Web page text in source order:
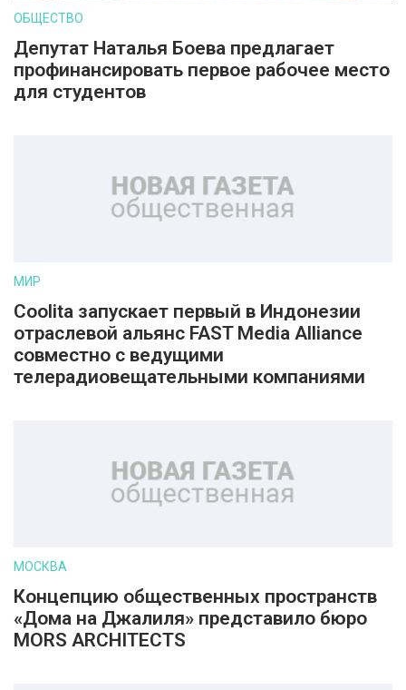
ОБЩЕСТВО
Депутат Наталья Боева предлагает
профинансировать первое рабочее место
для студентов
МИР
Coolita запускает первый в Индонезии
отраслевой альянс FAST Media Alliance
совместно с ведущими
телерадиовещательными компаниями
МОСКВА
Концепцию общественных пространств
«Дома на Джалиля» представило бюро
MORS ARCHITECTS